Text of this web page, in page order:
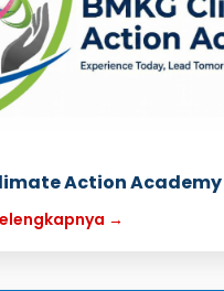
Action Academy
→